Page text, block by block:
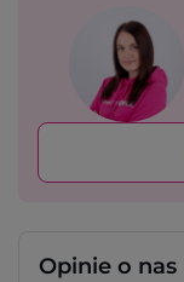
Opinie o nas